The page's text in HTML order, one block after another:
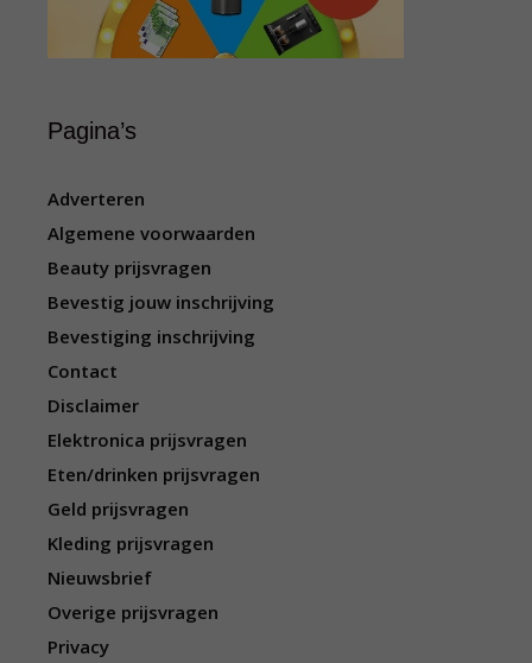
Pagina’s
Adverteren
Algemene voorwaarden
Beauty prijsvragen
Bevestig jouw inschrijving
Bevestiging inschrijving
Contact
Disclaimer
Elektronica prijsvragen
Eten/drinken prijsvragen
Geld prijsvragen
Kleding prijsvragen
Nieuwsbrief
Overige prijsvragen
Privacy